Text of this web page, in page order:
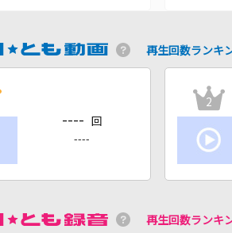
再生回数ランキ
---- 回
----
2
再生回数ランキ